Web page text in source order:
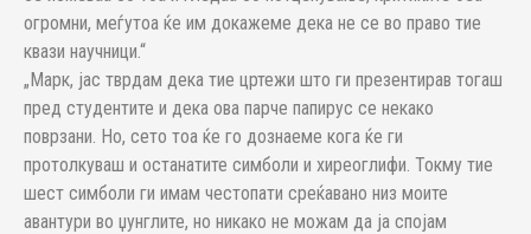
огромни, меѓутоа ќе им докажеме дека не се во право тие
квази научници.“
„Марк, јас тврдам дека тие цртежи што ги презентирав тогаш
пред студентите и дека ова парче папирус се некако
поврзани. Но, сето тоа ќе го дознаеме кога ќе ги
протолкуваш и останатите симболи и хиреоглифи. Токму тие
шест симболи ги имам честопати среќавано низ моите
авантури во џунглите, но никако не можам да ја спојам